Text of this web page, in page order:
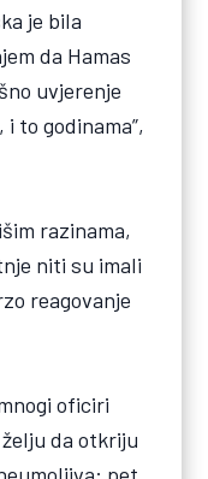
je bila
da Hamas
uvjerenje
to godinama”,
razinama,
niti su imali
reagovanje
oficiri
da otkriju